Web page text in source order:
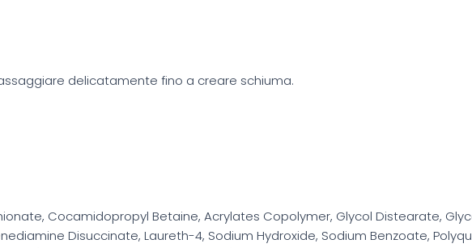
delicatamente fino a creare schiuma.
Cocamidopropyl Betaine, Acrylates Copolymer, Glycol Distearate,
Disuccinate, Laureth-4, Sodium Hydroxide, Sodium Benzoate,